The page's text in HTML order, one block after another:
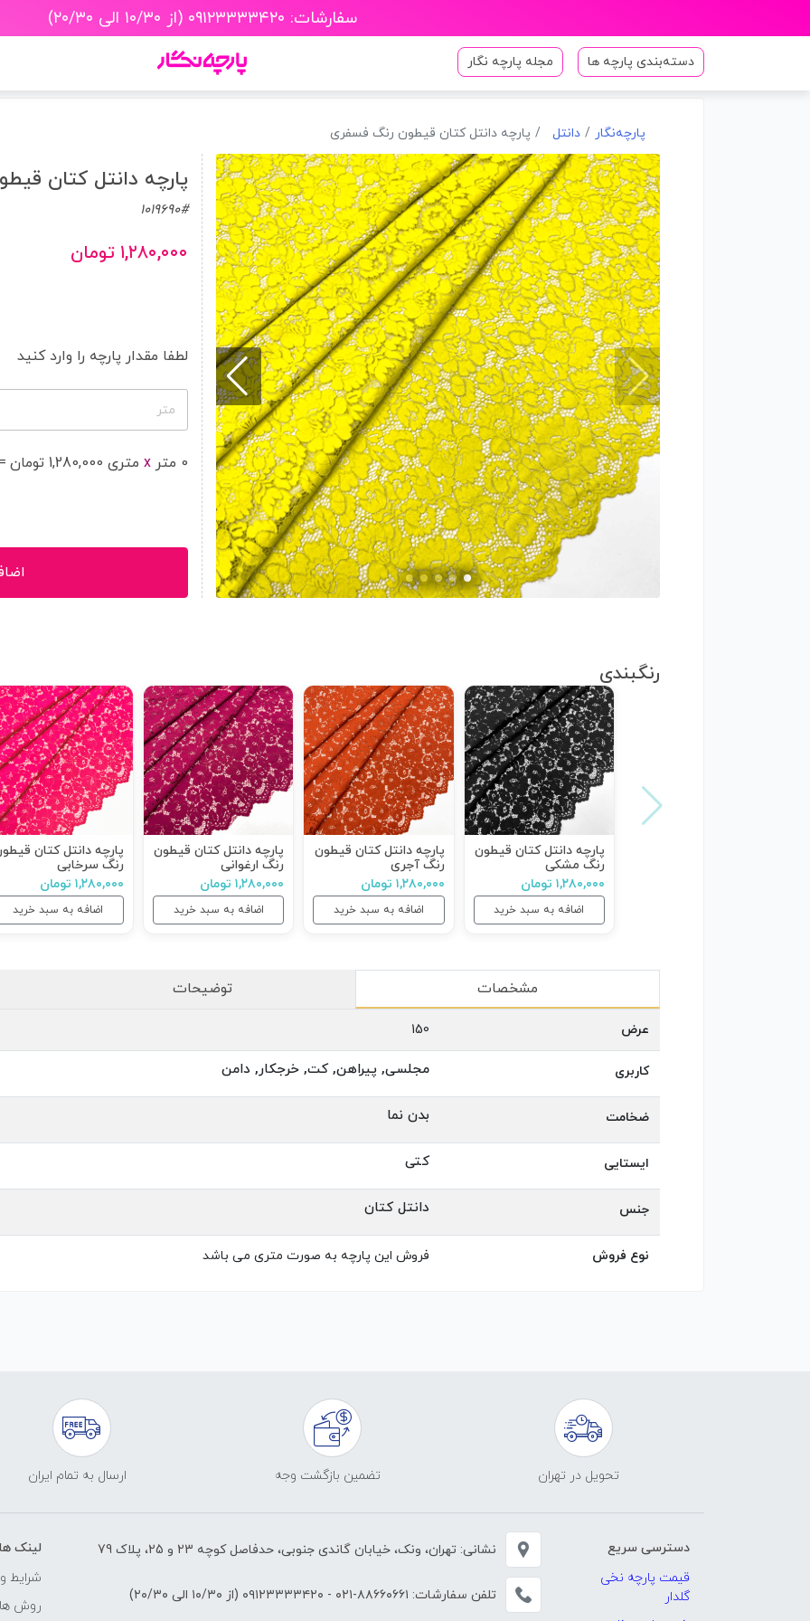
سفارشات: ۰۹۱۲۳۳۳۳۴۲۰ (از ۱۰/۳۰ الی ۲۰/۳۰)
دسته‌بندی پارچه ها مجله پارچه نگار
پارچه‌نگار دانتل پارچه دانتل کتان قیطون رنگ فسفری
پارچه دانتل کتان
1019690#
۱,۲۸۰,۰۰۰ تومان
لطفا مقدار پارچه را وارد کنید
متر
0 متر x متری 1,280,000 تومان =
رنگبندی
پارچه دانتل کتان قیطون
رنگ مشکی
۱,۲۸۰,۰۰۰ تومان
اضافه به سبد خرید
پارچه دانتل کتان قیطون
رنگ آجری
۱,۲۸۰,۰۰۰ تومان
اضافه به سبد خرید
پارچه دانتل کتان قیطون
رنگ ارغوانی
۱,۲۸۰,۰۰۰ تومان
اضافه به سبد خرید
پارچه دانتل کتان
رنگ سرخابی
۱,۲۸۰,۰۰۰ تومان
اضافه به سبد خرید
مشخصات توضیحات
عرض 150
کاربری مجلسی, پیراهن, کت, خرجکار, دامن
ضخامت بدن نما
ایستایی کتی
جنس دانتل کتان
نوع فروش فروش این پارچه به صورت متری می باشد
تحویل در تهران تضمین بازگشت وجه ارسال به تمام ایران
دسترسی سریع
قیمت پارچه نخی
گلدار
نشانی: تهران، ونک، خیابان گاندی جنوبی، حدفاصل کوچه 23 و 25، پلاک 79
تلفن سفارشات: ۸۸۶۶۰۶۶۱-۰۲۱ - ۰۹۱۲۳۳۳۳۴۲۰ (از ۱۰/۳۰ الی ۲۰/۳۰)
لینک ها
شرایط
روش